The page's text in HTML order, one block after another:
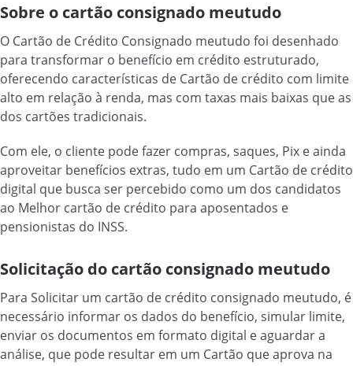
Sobre o cartão consignado meutudo
O Cartão de Crédito Consignado meutudo foi desenhado
para transformar o benefício em crédito estruturado,
oferecendo características de Cartão de crédito com limite
alto em relação à renda, mas com taxas mais baixas que as
dos cartões tradicionais.
Com ele, o cliente pode fazer compras, saques, Pix e ainda
aproveitar benefícios extras, tudo em um Cartão de crédito
digital que busca ser percebido como um dos candidatos
ao Melhor cartão de crédito para aposentados e
pensionistas do INSS.
Solicitação do cartão consignado meutudo
Para Solicitar um cartão de crédito consignado meutudo, é
necessário informar os dados do benefício, simular limite,
enviar os documentos em formato digital e aguardar a
análise, que pode resultar em um Cartão que aprova na